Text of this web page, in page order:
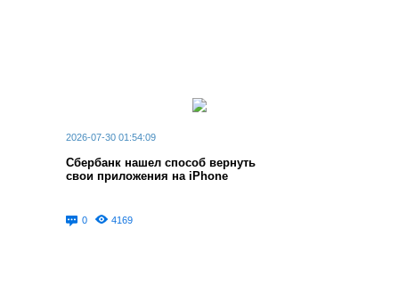
2026-07-30 01:54:09
Сбербанк нашел способ вернуть
свои приложения на iPhone
0 4169